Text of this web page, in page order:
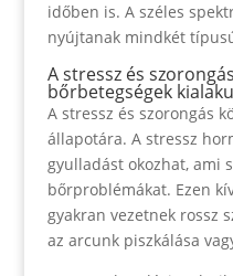
időben is. A széles
nyújtanak mindkét
A stressz és
bőrbetegségek
A stressz és szorongás
állapotára. A stressz
gyulladást okozhat, ami
bőrproblémákat. Ezen
gyakran vezetnek rossz
az arcunk piszkálása